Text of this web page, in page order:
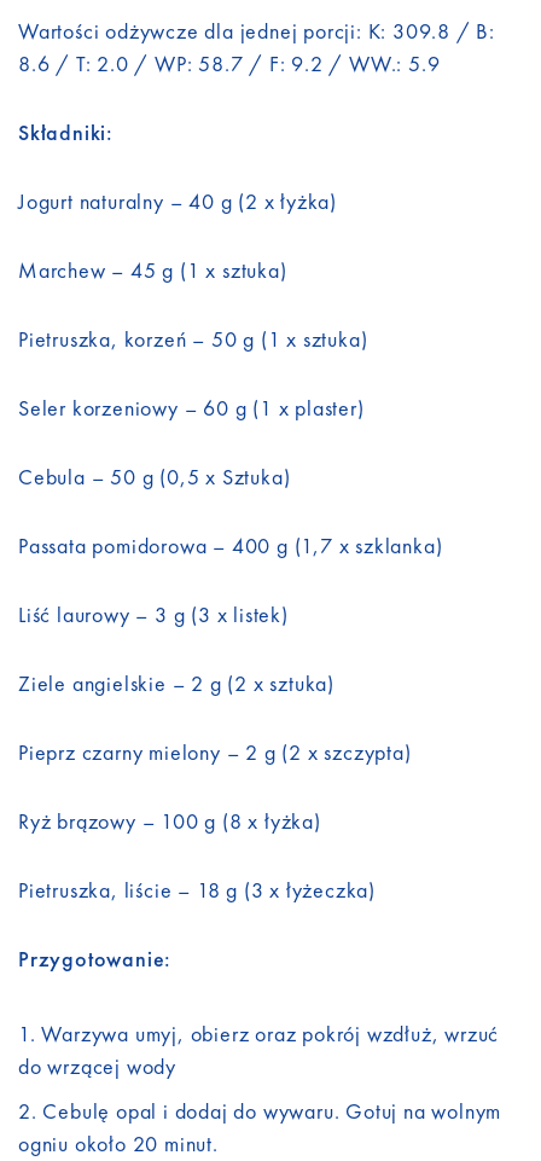
Wartości odżywcze dla jednej porcji: K: 309.8 / B:
8.6 / T: 2.0 / WP: 58.7 / F: 9.2 / WW.: 5.9
Składniki:
Jogurt naturalny – 40 g (2 x łyżka)
Marchew – 45 g (1 x sztuka)
Pietruszka, korzeń – 50 g (1 x sztuka)
Seler korzeniowy – 60 g (1 x plaster)
Cebula – 50 g (0,5 x Sztuka)
Passata pomidorowa – 400 g (1,7 x szklanka)
Liść laurowy – 3 g (3 x listek)
Ziele angielskie – 2 g (2 x sztuka)
Pieprz czarny mielony – 2 g (2 x szczypta)
Ryż brązowy – 100 g (8 x łyżka)
Pietruszka, liście – 18 g (3 x łyżeczka)
Przygotowanie:
Warzywa umyj, obierz oraz pokrój wzdłuż, wrzuć
do wrzącej wody
Cebulę opal i dodaj do wywaru. Gotuj na wolnym
ogniu około 20 minut.